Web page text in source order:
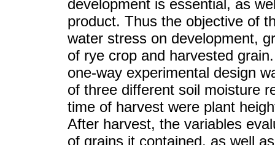
development is essential, as
product. Thus the objective of
water stress on development,
of rye crop and harvested
one-way experimental design
of three different soil moisture
time of harvest were plant
After harvest, the variables
of grains it contained, as well